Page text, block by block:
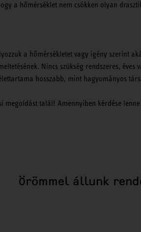
a hőmérséklet nem csökken olyan
a hőmérsékletet vagy igény szerint
Nincs szükség rendszeres, éves
hosszabb, mint hagyományos
megoldást talál! Amennyiben kérdése
Örömmel állunk